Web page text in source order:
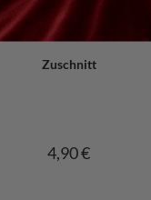
Zuschnitt
4,90 €